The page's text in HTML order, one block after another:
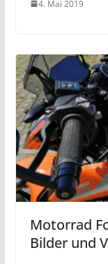
4. Mai 2019
Motorrad
Bilder und